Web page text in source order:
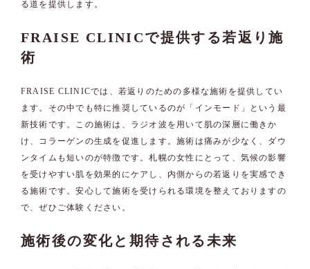
る道を提供します。
FRAISE CLINICで提供する若返り施
術
FRAISE CLINICでは、若返りのための多様な施術を提供してい
ます。その中でも特に推奨しているのが「インモード」という最
新技術です。この施術は、ラジオ波を用いて肌の深層に働きか
け、コラーゲンの生成を促進します。施術は痛みが少なく、ダウ
ンタイムも短いのが特徴です。札幌の女性にとって、気候の影響
を受けやすい肌を効果的にケアし、内側からの若返りを実感でき
る施術です。安心して施術を受けられる環境を整えておりますの
で、ぜひご体験ください。
施術後の変化と期待される未来